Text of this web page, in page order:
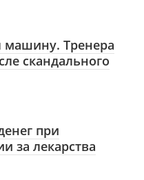
машину. Тренера
скандального
при
за лекарства